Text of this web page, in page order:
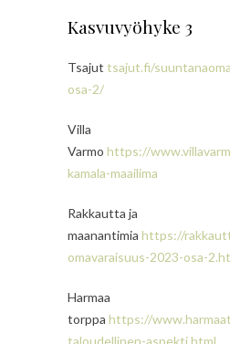
Kasvuvyöhyke 3
Tsajut tsajut.fi/
osa-2/
Villa
Varmo https://
kamala-maailima
Rakkautta ja
maanantimia https://
omavaraisuus-2023-osa-
Harmaa
torppa https://
taloudellinen-aspekti.html